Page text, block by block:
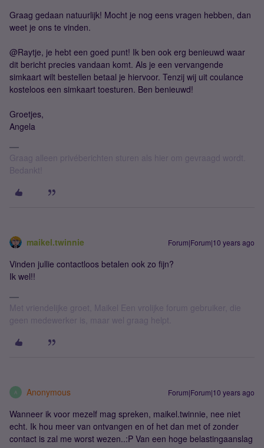
Graag gedaan natuurlijk! Mocht je nog eens vragen hebben, dan
weet je ons te vinden.
@Raytje, je hebt een goed punt! Ik ben ook erg benieuwd waar
dit bericht precies vandaan komt. Als je een vervangende
simkaart wilt bestellen betaal je hiervoor. Tenzij wij uit coulance
kosteloos een simkaart toesturen. Ben benieuwd!
Groetjes,
Angela
Graag alleen privéberichten sturen als hier om gevraagd wordt.
Bedankt!
maikel.twinnie Forum|Forum|10 years ago
Vinden jullie contactloos betalen ook zo fijn?
Ik wel!!
Met vriendelijke groet, Maikel Een vrolijke forum gebruiker, die
geen medewerker is, maar wel graag helpt.
A Anonymous Forum|Forum|10 years ago
Wanneer ik voor mezelf mag spreken, maikel.twinnie, nee niet
echt. Ik hou meer van ontvangen en of het dan met of zonder
contact is zal me worst wezen..:P Van een hoge belastingaanslag